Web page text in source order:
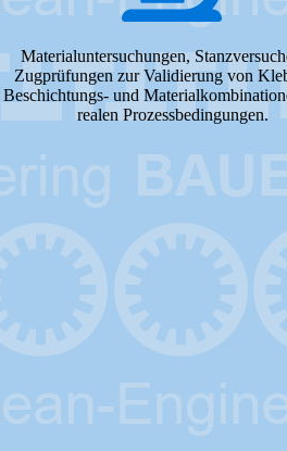
Materialuntersuchungen,
Zugprüfungen zur Validierung von
Beschichtungs- und
realen Prozessbedingungen.